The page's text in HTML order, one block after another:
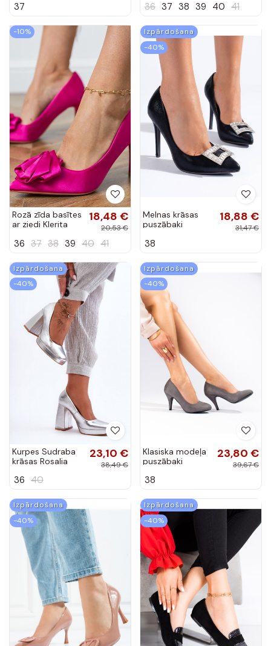
krāsas Corey
37
Lessor
36 37 38 39 40 41
-10%
Rozā zīda basītes
ar ziedi Klerita
18,48 €
20,53 €
36 37 38 39 40 41
Izpārdošana
-40%
Melnas krāsas
puszābaki
18,88 €
31,47 €
38
Izpārdošana
-40%
Kurpes Sudraba
krāsas Rosalia
23,10 €
38,49 €
36 40
Izpārdošana
-40%
Klasiska modeļa
puszābaki
krāsas
23,80 €
39,67 €
38
Izpārdošana
-40%
Izpārdošana
-40%